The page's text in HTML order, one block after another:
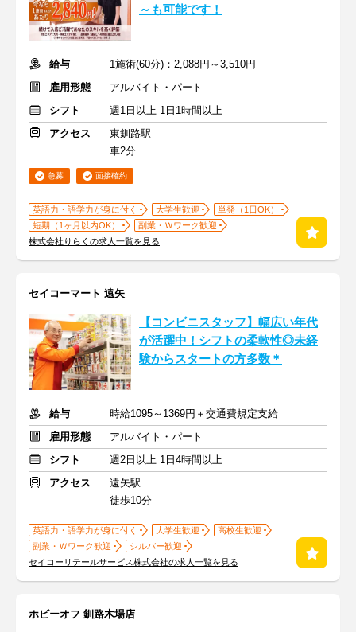
～も可能です！
給与
1施術(60分)：2,088円～3,510円
雇用形態
アルバイト・パート
シフト
週1日以上 1日1時間以上
アクセス
東釧路駅
車2分
急募 面接確約
英語力・語学力が身に付く 大学生歓迎
単発（1日OK）
短期（1ヶ月以内OK）
副業・Ｗワーク歓迎
株式会社りらくの求人一覧を見る
セイコーマート 遠矢
【コンビニスタッフ】幅広い年代
が活躍中！シフトの柔軟性◎未経
験からスタートの方多数＊
給与
時給1095～1369円＋交通費規定支給
雇用形態
アルバイト・パート
シフト
週2日以上 1日4時間以上
アクセス
遠矢駅
徒歩10分
英語力・語学力が身に付く 大学生歓迎
高校生歓迎
副業・Ｗワーク歓迎
シルバー歓迎
セイコーリテールサービス株式会社の求人一覧を見る
ホビーオフ 釧路木場店